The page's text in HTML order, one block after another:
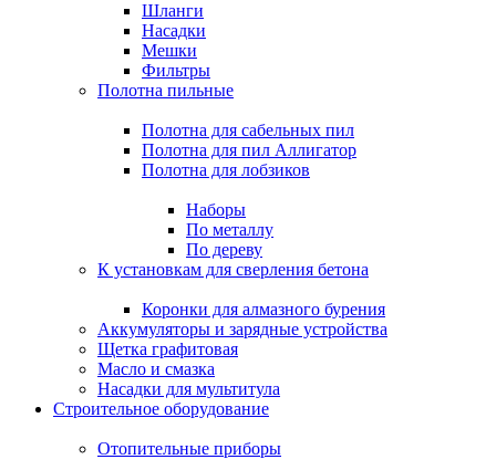
Шланги
Насадки
Мешки
Фильтры
Полотна пильные
Полотна для сабельных пил
Полотна для пил Аллигатор
Полотна для лобзиков
Наборы
По металлу
По дереву
К установкам для сверления бетона
Коронки для алмазного бурения
Аккумуляторы и зарядные устройства
Щетка графитовая
Масло и смазка
Насадки для мультитула
Строительное оборудование
Отопительные приборы